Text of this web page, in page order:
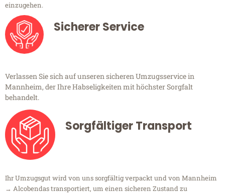
einzugehen.
Sicherer Service
Verlassen Sie sich auf unseren sicheren Umzugsservice in
Mannheim, der Ihre Habseligkeiten mit höchster Sorgfalt
behandelt.
Sorgfältiger Transport
Ihr Umzugsgut wird von uns sorgfältig verpackt und von Mannheim
→ Alcobendas transportiert, um einen sicheren Zustand zu